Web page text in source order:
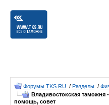
Форумы TKS.RU / Разделы /
Владивостокская таможня
помощь, совет